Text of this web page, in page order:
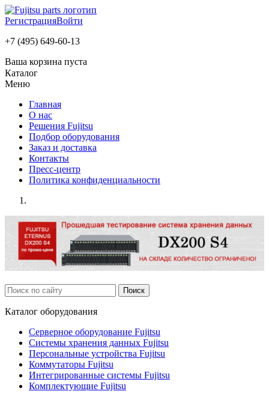
РегистрацияВойти
+7 (495) 649-60-13
Ваша корзина пуста
Каталог
Меню
Главная
О нас
Решения Fujitsu
Подбор оборудования
Заказ и доставка
Контакты
Пресс-центр
Политика конфиденциальности
Каталог оборудования
Серверное оборудование Fujitsu
Системы хранения данных Fujitsu
Персональные устройства Fujitsu
Коммутаторы Fujitsu
Интегрированные системы Fujitsu
Комплектующие Fujitsu